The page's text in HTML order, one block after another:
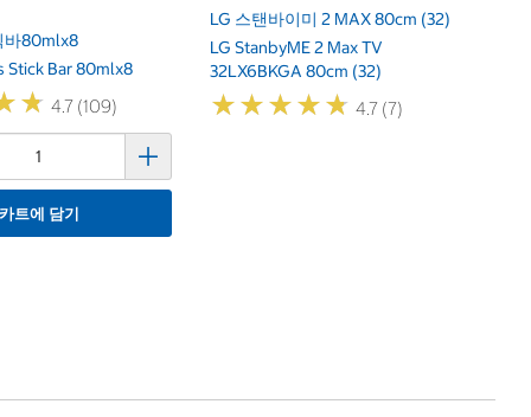
바80mlx8
Stick Bar 80mlx8
★
★ 4.7 (109)
트에 담기
LG 스탠바이미 2 MAX 80cm (32)
LG StanbyME 2 Max TV
32LX6BKGA 80cm (32)
★★★★★
★★★★★ 4.7 (7)